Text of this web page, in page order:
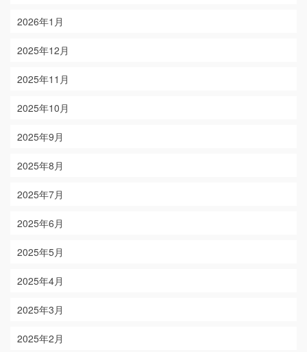
2026年1月
2025年12月
2025年11月
2025年10月
2025年9月
2025年8月
2025年7月
2025年6月
2025年5月
2025年4月
2025年3月
2025年2月